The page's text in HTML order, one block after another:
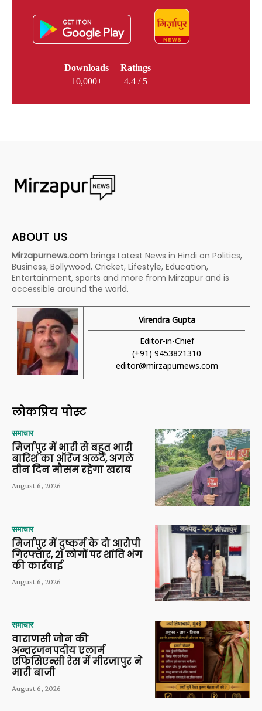
Downloads
10,000+
Ratings
4.4 / 5
ABOUT US
Mirzapurnews.com brings Latest News in Hindi on Politics,
Business, Bollywood, Cricket, Lifestyle, Education,
Entertainment, sports and more from Mirzapur and is
accessible around the world.
Virendra Gupta
Editor-in-Chief
(+91) 9453821310
editor@mirzapurnews.com
लोकप्रिय पोस्ट
समाचार
मिर्जापुर में भारी से बहुत भारी
बारिश का ऑरेंज अलर्ट, अगले
तीन दिन मौसम रहेगा खराब
August 6, 2026
समाचार
मिर्जापुर में दुष्कर्म के दो आरोपी
गिरफ्तार, 21 लोगों पर शांति भंग
की कार्रवाई
August 6, 2026
समाचार
वाराणसी जोन की
अन्तरजनपदीय एलार्म
एफिसिएन्सी रेस में मीरजापुर ने
मारी बाजी
August 6, 2026